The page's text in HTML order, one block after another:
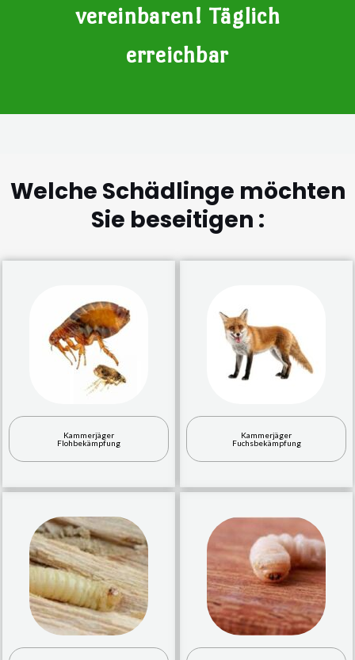
vereinbaren! Täglich
erreichbar
Welche Schädlinge möchten
Sie beseitigen :
Kammerjäger
Flohbekämpfung
Kammerjäger
Fuchsbekämpfung